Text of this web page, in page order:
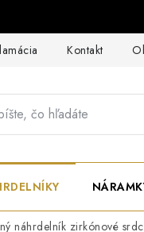
Kontakt
náhrdelník zirkónové